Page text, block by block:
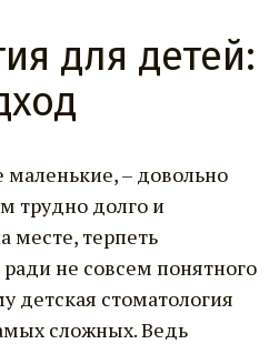
для детей:
– довольно
трудно долго и
месте, терпеть
не совсем понятного
детская стоматология
сложных. Ведь